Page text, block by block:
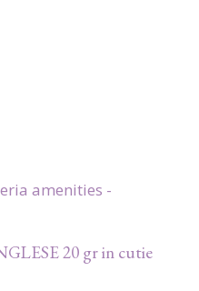
20 gr in cutie